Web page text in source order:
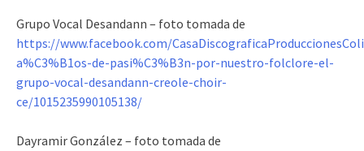
Grupo Vocal Desandann – foto tomada de
https://www.facebook.com/
a%C3%B1os-de-pasi%C3%B3n-por-nuestro-folclore-el-
grupo-vocal-desandann-creole-choir-
ce/1015235990105138/
Dayramir González – foto tomada de